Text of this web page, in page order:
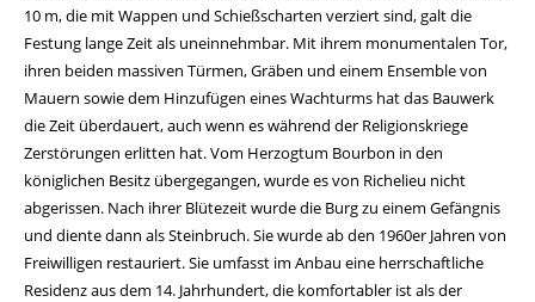
10 m, die mit Wappen und Schießscharten verziert sind, galt die
Festung lange Zeit als uneinnehmbar. Mit ihrem monumentalen Tor,
ihren beiden massiven Türmen, Gräben und einem Ensemble von
Mauern sowie dem Hinzufügen eines Wachturms hat das Bauwerk
die Zeit überdauert, auch wenn es während der Religionskriege
Zerstörungen erlitten hat. Vom Herzogtum Bourbon in den
königlichen Besitz übergegangen, wurde es von Richelieu nicht
abgerissen. Nach ihrer Blütezeit wurde die Burg zu einem Gefängnis
und diente dann als Steinbruch. Sie wurde ab den 1960er Jahren von
Freiwilligen restauriert. Sie umfasst im Anbau eine herrschaftliche
Residenz aus dem 14. Jahrhundert, die komfortabler ist als der